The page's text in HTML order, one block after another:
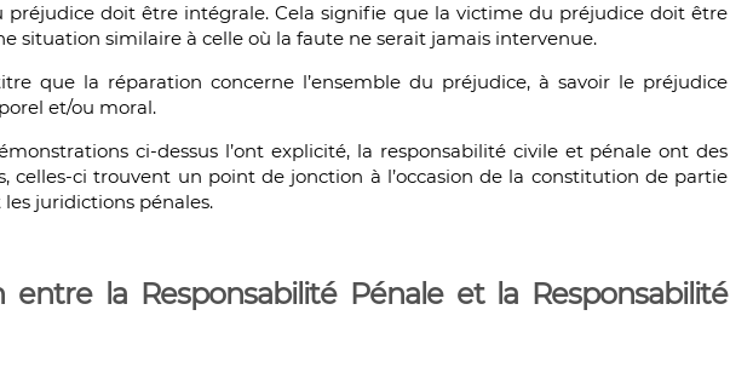
préjudice doit être intégrale. Cela signifie que la victime du préjudice doit être
situation similaire à celle où la faute ne serait jamais intervenue.
que la réparation concerne l’ensemble du préjudice, à savoir le préjudice
et/ou moral.
ci-dessus l’ont explicité, la responsabilité civile et pénale ont des
celles-ci trouvent un point de jonction à l’occasion de la constitution de partie
juridictions pénales.
entre la Responsabilité Pénale et la Responsabilité